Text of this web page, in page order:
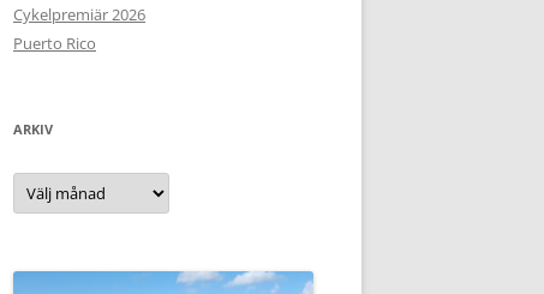
Cykelpremiär 2026
Puerto Rico
ARKIV
Arkiv